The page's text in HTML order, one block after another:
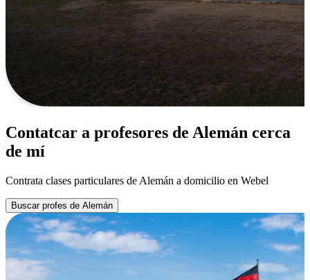
Contatcar a profesores de Alemán cerca
de mí
Contrata clases particulares de Alemán a domicilio en Webel
Buscar profes de Alemán